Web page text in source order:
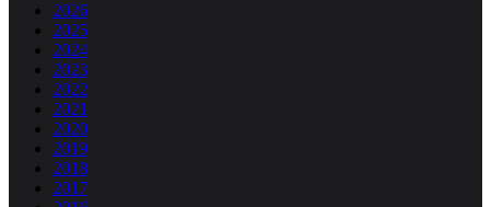
2026
2025
2024
2023
2022
2021
2020
2019
2018
2017